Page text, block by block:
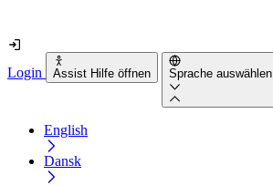
Login Assist Hilfe öffnen Sprache auswählen
English
Dansk